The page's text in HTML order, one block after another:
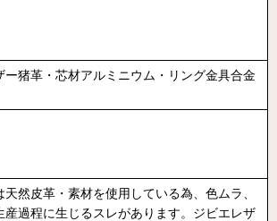
ー猪革・芯材アルミニウム・リング金具合金
天然皮革・素材を使用している為、色ムラ、
産過程に生じるスレがあります。ジビエレザ